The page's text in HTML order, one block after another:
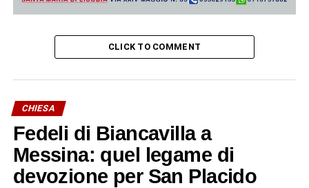
CLICK TO COMMENT
CHIESA
Fedeli di Biancavilla a
Messina: quel legame di
devozione per San Placido